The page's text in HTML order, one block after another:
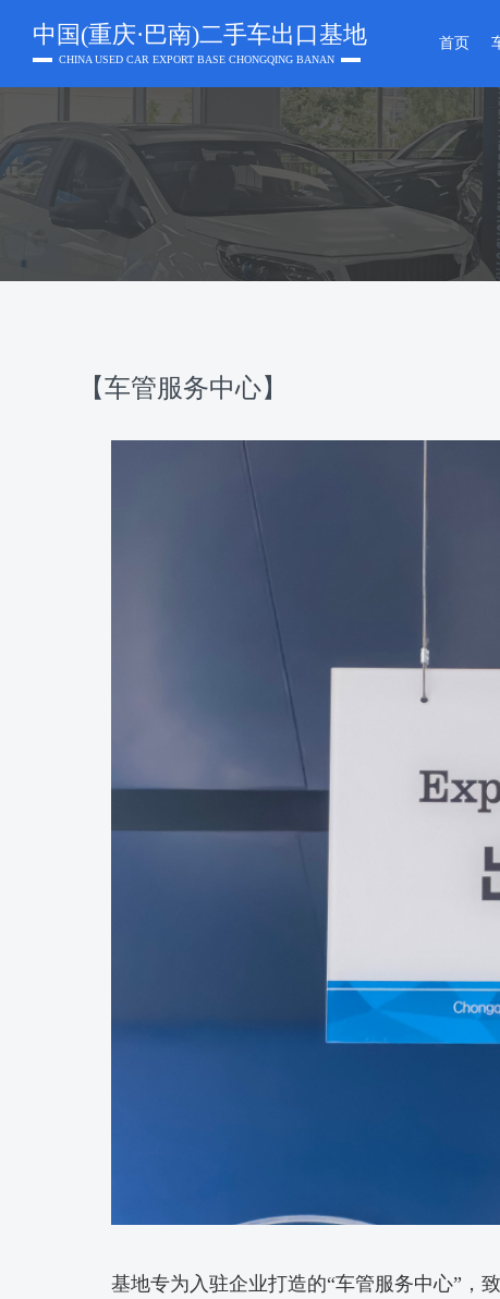
中国(重庆·巴南)二手车出口基地
CHINA USED CAR EXPORT BASE CHONGQING BANAN
首页
【车管服务中心】
基地专为入驻企业打造的“车管服务中心”，